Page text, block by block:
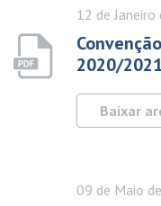
12 deJaneiro
2020/2021
Baixar
09 de Maio